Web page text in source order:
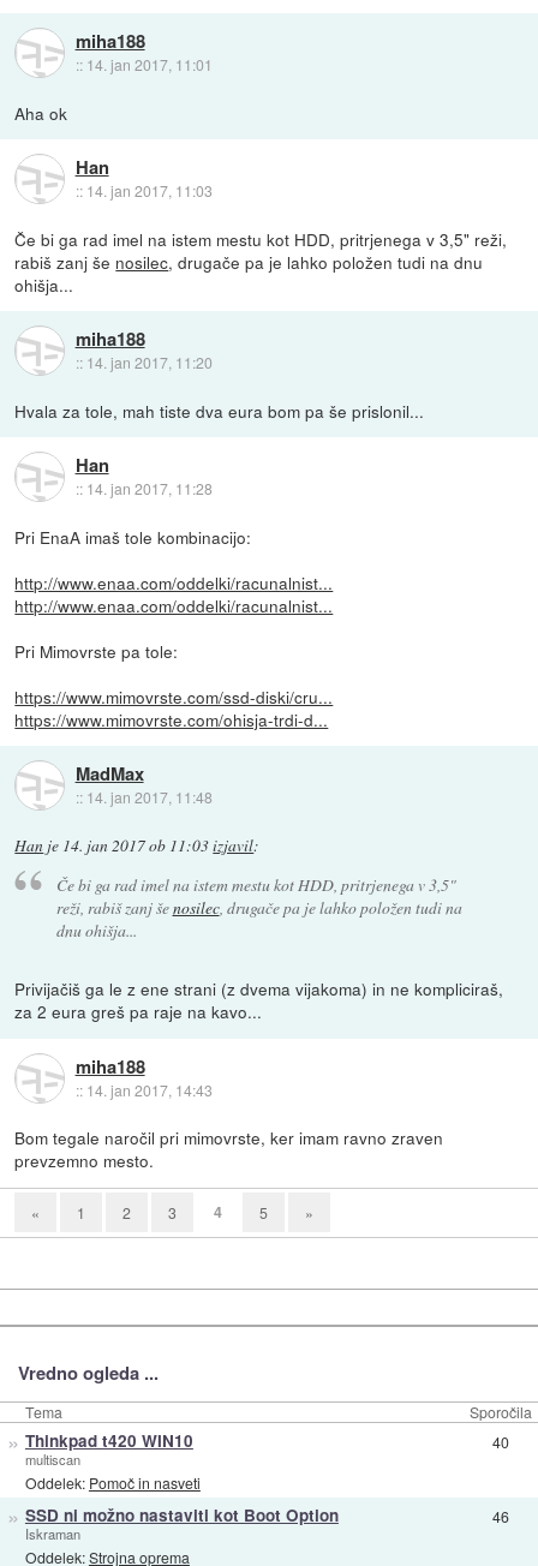
miha188
:: 14. jan 2017, 11:01
Aha ok
Han
:: 14. jan 2017, 11:03
Če bi ga rad imel na istem mestu kot HDD, pritrjenega v 3,5" reži,
rabiš zanj še nosilec, drugače pa je lahko položen tudi na dnu
ohišja...
miha188
:: 14. jan 2017, 11:20
Hvala za tole, mah tiste dva eura bom pa še prislonil...
Han
:: 14. jan 2017, 11:28
Pri EnaA imaš tole kombinacijo:
http://www.enaa.com/oddelki/racunalnist...
http://www.enaa.com/oddelki/racunalnist...
Pri Mimovrste pa tole:
https://www.mimovrste.com/ssd-diski/cru...
https://www.mimovrste.com/ohisja-trdi-d...
MadMax
:: 14. jan 2017, 11:48
Han je 14. jan 2017 ob 11:03izjavil:
Če bi ga rad imel na istem mestu kot HDD, pritrjenega v 3,5"
reži, rabiš zanj šenosilec, drugače pa je lahko položen tudi na
dnu ohišja...
Privijačiš ga le z ene strani (z dvema vijakoma) in ne kompliciraš,
za 2 eura greš pa raje na kavo...
miha188
:: 14. jan 2017, 14:43
Bom tegale naročil pri mimovrste, ker imam ravno zraven
prevzemno mesto.
« 1 2 3 4 5 »
Vredno ogleda ...
Tema Sporočila
» Thinkpad t420 WIN10
multiscan
Oddelek: Pomoč in nasveti
40
» SSD ni možno nastaviti kot Boot Option
Iskraman
Oddelek:Strojna oprema
46